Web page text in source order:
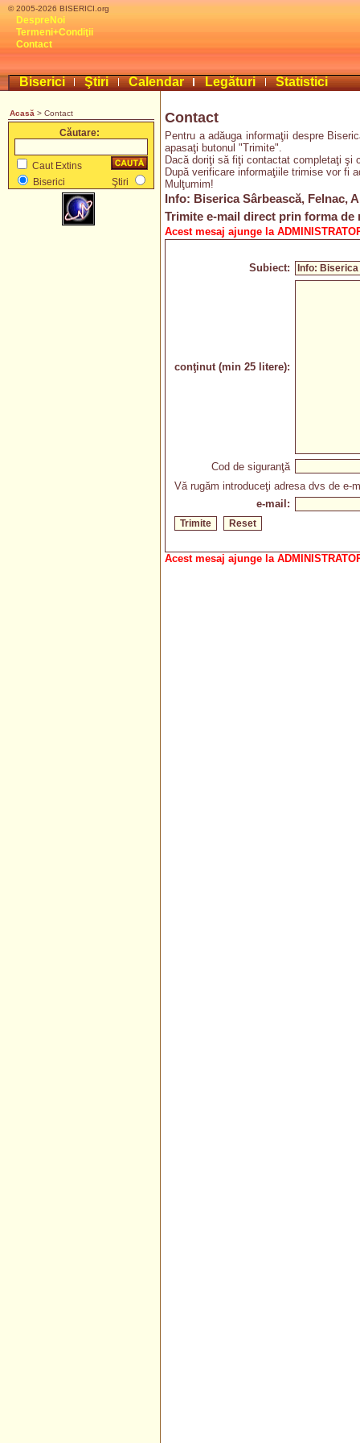
© 2005-2026 BISERICI.org
DespreNoi
Termeni+Condiţii
Contact
Biserici Ştiri Calendar Legături Statistici
Acasă > Contact
Căutare:
Caut Extins
Biserici
Ştiri
Contact
Pentru a adăuga informaţii despre
apasaţi butonul "Trimite".
Dacă doriţi să fiţi contactat completaţi şi
După verificare informaţiile trimise vor fi
Mulţumim!
Info: Biserica Sârbească, Felnac,
Trimite e-mail direct prin forma de
Acest mesaj ajunge la
Subiect:
conţinut (min 25 litere):
Cod de siguranţă
Vă rugăm introduceţi adresa dvs de e-
e-mail:
Acest mesaj ajunge la